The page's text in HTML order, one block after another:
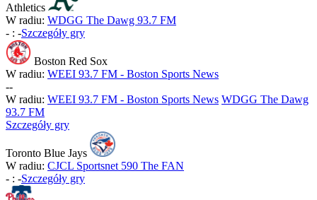
Athletics
W radiu: WDGG The Dawg 93.7 FM
- : -Szczegóły gry
Boston Red Sox
W radiu: WEEI 93.7 FM - Boston Sports News
--
W radiu: WEEI 93.7 FM - Boston Sports News WDGG The Dawg
93.7 FM
Szczegóły gry
Toronto Blue Jays
W radiu: CJCL Sportsnet 590 The FAN
- : -Szczegóły gry